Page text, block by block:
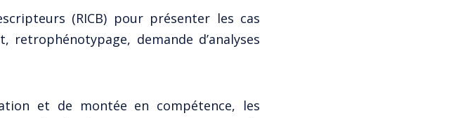
(RICB) pour présenter les cas
retrophénotypage, demande d’analyses
et de montée en compétence, les